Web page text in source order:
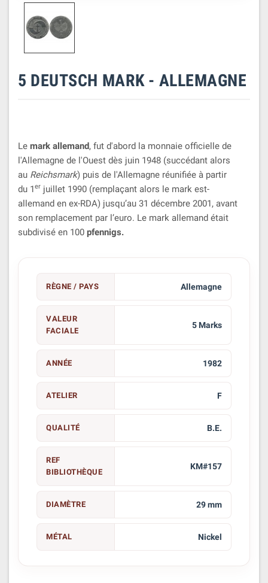
5 DEUTSCH MARK - ALLEMAGNE
Le mark allemand, fut d'abord la monnaie officielle de
l'Allemagne de l'Ouest dès juin 1948 (succédant alors
au Reichsmark) puis de l'Allemagne réunifiée à partir
du 1er juillet 1990 (remplaçant alors le mark est-
allemand en ex-RDA) jusqu’au 31 décembre 2001, avant
son remplacement par l’euro. Le mark allemand était
subdivisé en 100 pfennigs.
RÈGNE / PAYS Allemagne
VALEUR
FACIALE
5 Marks
ANNÉE 1982
ATELIER F
QUALITÉ B.E.
REF
BIBLIOTHÈQUE
KM#157
DIAMÈTRE 29 mm
MÉTAL Nickel